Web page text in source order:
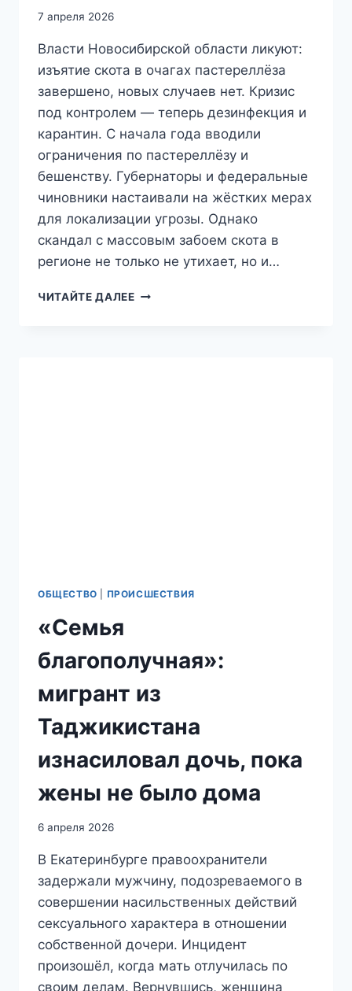
7 апреля 2026
Власти Новосибирской области ликуют:
изъятие скота в очагах пастереллёза
завершено, новых случаев нет. Кризис
под контролем — теперь дезинфекция и
карантин. С начала года вводили
ограничения по пастереллёзу и
бешенству. Губернаторы и федеральные
чиновники настаивали на жёстких мерах
для локализации угрозы. Однако
скандал с массовым забоем скота в
регионе не только не утихает, но и…
ЧИТАЙТЕ ДАЛЕЕ«УБИВАЛИ
ОБЩЕСТВО ПРОИСШЕСТВИЯ
«Семья
благополучная»:
мигрант из
Таджикистана
изнасиловал дочь, пока
жены не было дома
6 апреля 2026
В Екатеринбурге правоохранители
задержали мужчину, подозреваемого в
совершении насильственных действий
сексуального характера в отношении
собственной дочери. Инцидент
произошёл, когда мать отлучилась по
своим делам. Вернувшись, женщина